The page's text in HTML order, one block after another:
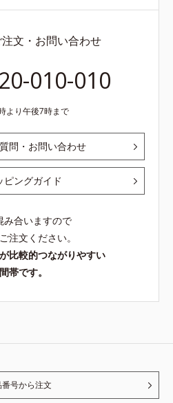
文・お問い合わせ
010-010
より午後7時まで
問・お問い合わせ
ピングガイド
み合いますので
注文ください。
比較的つながりやすい
帯です。
号から注文